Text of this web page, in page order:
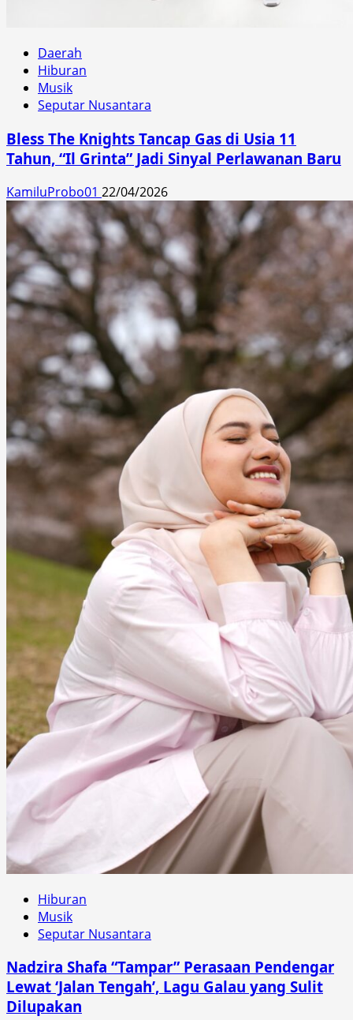
Daerah
Hiburan
Musik
Seputar Nusantara
Bless The Knights Tancap Gas di Usia 11
Tahun, “Il Grinta” Jadi Sinyal Perlawanan Baru
KamiluProbo01 22/04/2026
Hiburan
Musik
Seputar Nusantara
Nadzira Shafa “Tampar” Perasaan Pendengar
Lewat ‘Jalan Tengah’, Lagu Galau yang Sulit
Dilupakan